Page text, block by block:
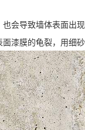
会导致墙体表面出现
漆膜的龟裂，用细